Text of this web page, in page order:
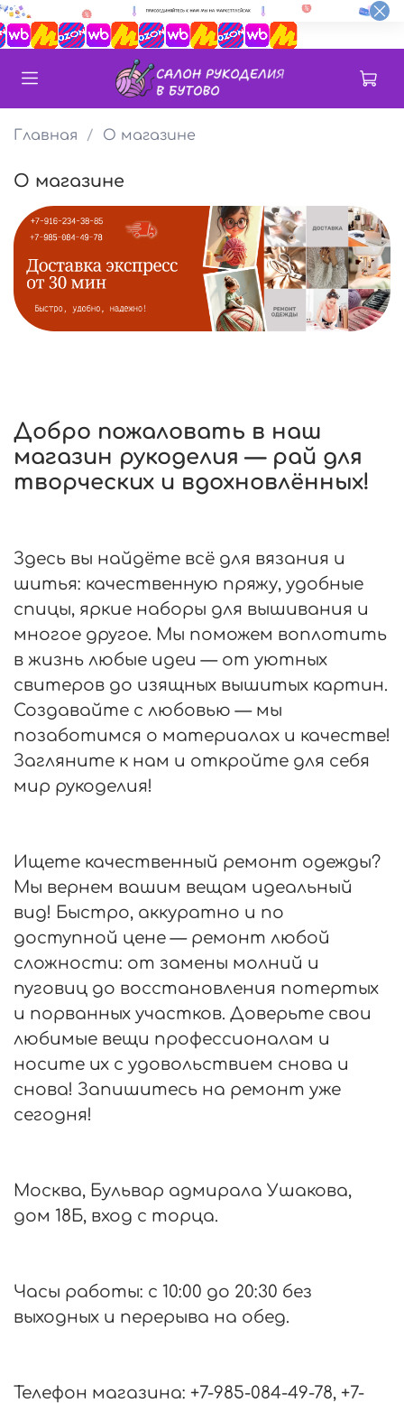
Главная О магазине
О магазине
Добро пожаловать в наш
магазин рукоделия — рай для
творческих и вдохновлённых!
Здесь вы найдёте всё для вязания и
шитья: качественную пряжу, удобные
спицы, яркие наборы для вышивания и
многое другое. Мы поможем воплотить
в жизнь любые идеи — от уютных
свитеров до изящных вышитых картин.
Создавайте с любовью — мы
позаботимся о материалах и качестве!
Загляните к нам и откройте для себя
мир рукоделия!
Ищете качественный ремонт одежды?
Мы вернем вашим вещам идеальный
вид! Быстро, аккуратно и по
доступной цене — ремонт любой
сложности: от замены молний и
пуговиц до восстановления потертых
и порванных участков. Доверьте свои
любимые вещи профессионалам и
носите их с удовольствием снова и
снова! Запишитесь на ремонт уже
сегодня!
Москва, Бульвар адмирала Ушакова,
дом 18Б, вход с торца.
Часы работы: с 10:00 до 20:30 без
выходных и перерыва на обед.
Телефон магазина: +7-985-084-49-78, +7-